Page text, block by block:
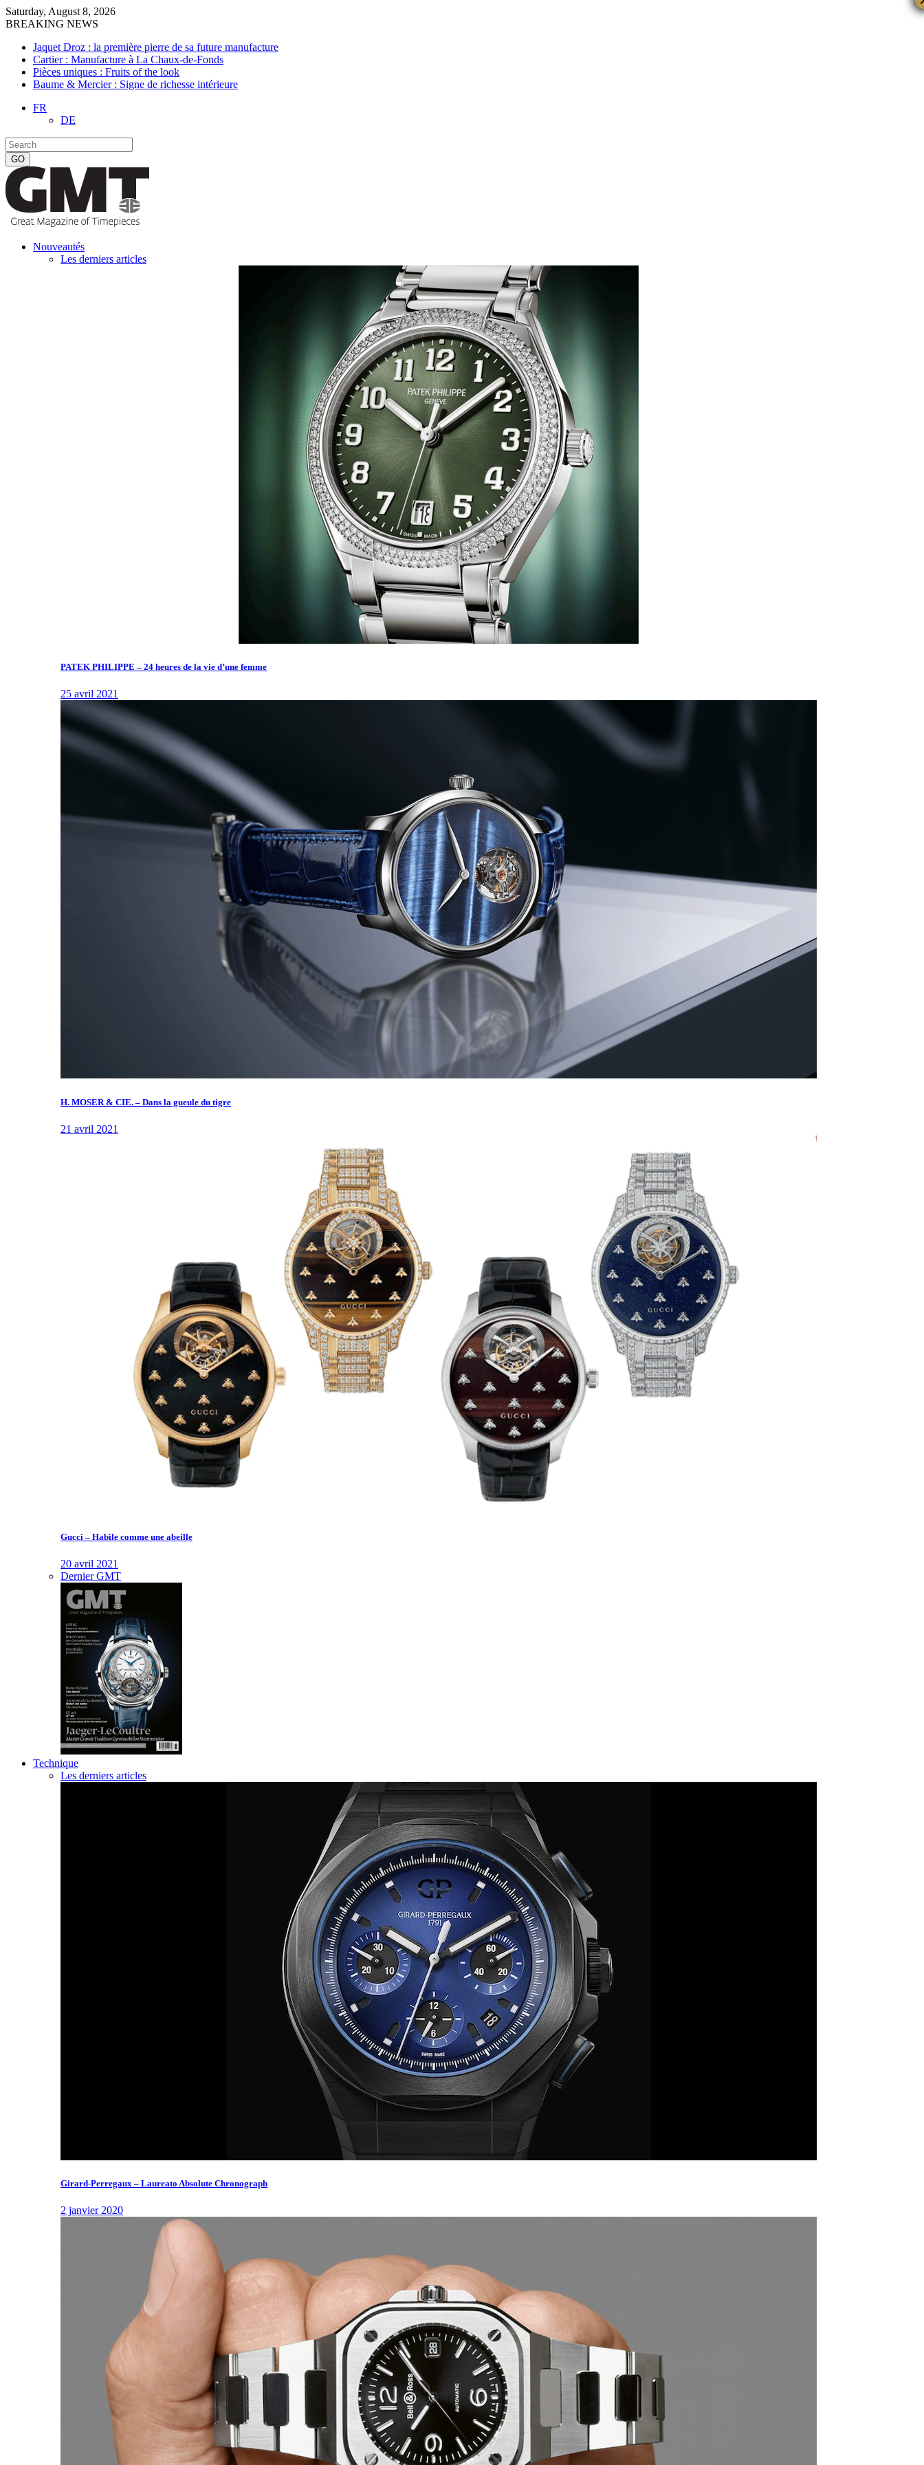
Saturday, August 8, 2026
BREAKING NEWS
Jaquet Droz : la première pierre de sa future manufacture
Cartier : Manufacture à La Chaux-de-Fonds
Pièces uniques : Fruits of the look
Baume & Mercier : Signe de richesse intérieure
FR
DE
Nouveautés
Les derniers articles
PATEK PHILIPPE – 24 heures de la vie d’une femme
25 avril 2021
H. MOSER & CIE. – Dans la gueule du tigre
21 avril 2021
Gucci – Habile comme une abeille
20 avril 2021
Dernier GMT
Technique
Les derniers articles
Girard-Perregaux – Laureato Absolute Chronograph
2 janvier 2020